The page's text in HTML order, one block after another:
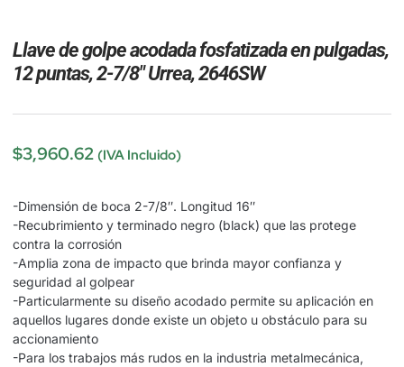
Llave de golpe acodada fosfatizada en pulgadas,
12 puntas, 2-7/8″ Urrea, 2646SW
$3,960.62 (IVA Incluido)
-Dimensión de boca 2-7/8″. Longitud 16″
-Recubrimiento y terminado negro (black) que las protege
contra la corrosión
-Amplia zona de impacto que brinda mayor confianza y
seguridad al golpear
-Particularmente su diseño acodado permite su aplicación en
aquellos lugares donde existe un objeto u obstáculo para su
accionamiento
-Para los trabajos más rudos en la industria metalmecánica,